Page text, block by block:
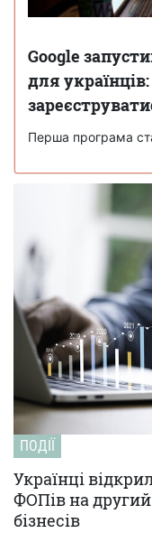
Google
для
Перша програма
ПОДІЇ
Українці
ФОПів на
бізнесів